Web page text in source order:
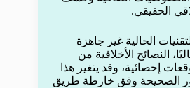
الحقيقي.
الحالية غير جاهزة
النصائح الأخلاقية من
إحصائية، وقد يتغير هذا
الصحيحة وفق خارطة طريق